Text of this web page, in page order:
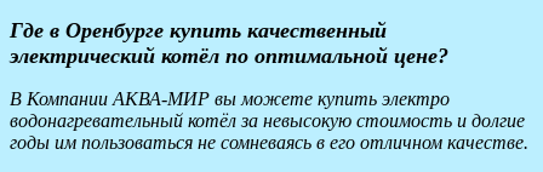
Где в Оренбурге купить качественный
электрический котёл по оптимальной цене?
В Компании АКВА-МИР вы можете купить электро
водонагревательный котёл за невысокую стоимость и долгие
годы им пользоваться не сомневаясь в его отличном качестве.